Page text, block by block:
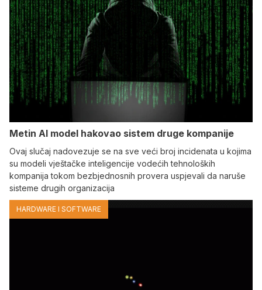
Metin AI model hakovao sistem druge kompanije
Ovaj slučaj nadovezuje se na sve veći broj incidenata u kojima
su modeli vještačke inteligencije vodećih tehnoloških
kompanija tokom bezbjednosnih provera uspjevali da naruše
sisteme drugih organizacija
HARDWARE I SOFTWARE